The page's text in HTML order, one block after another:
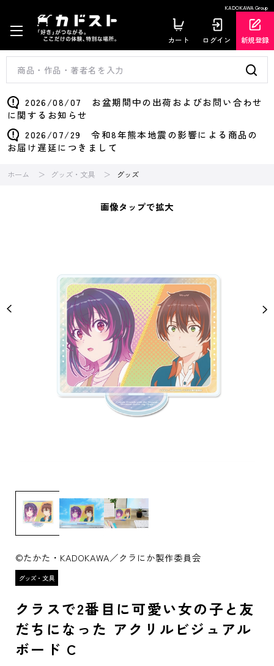
KADOKAWA Group
カート ログイン 新規登録
2026/08/07 お盆期間中の出荷およびお問い合わせ
に関するお知らせ
2026/07/29 令和8年熊本地震の影響による商品の
お届け遅延につきまして
ホーム グッズ・文具 グッズ
画像タップで拡大
©たかた・KADOKAWA／クラにか製作委員会
クラスで2番目に可愛い女の子と友
だちになった アクリルビジュアル
ボード C